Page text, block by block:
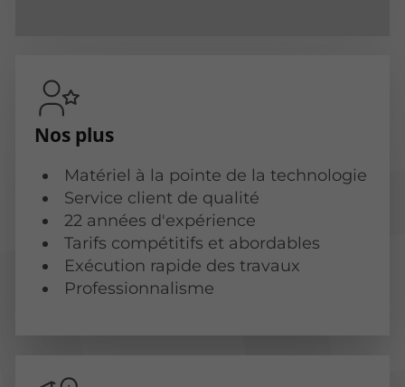
Nos plus
Matériel à la pointe de la technologie
Service client de qualité
22 années d'expérience
Tarifs compétitifs et abordables
Exécution rapide des travaux
Professionnalisme